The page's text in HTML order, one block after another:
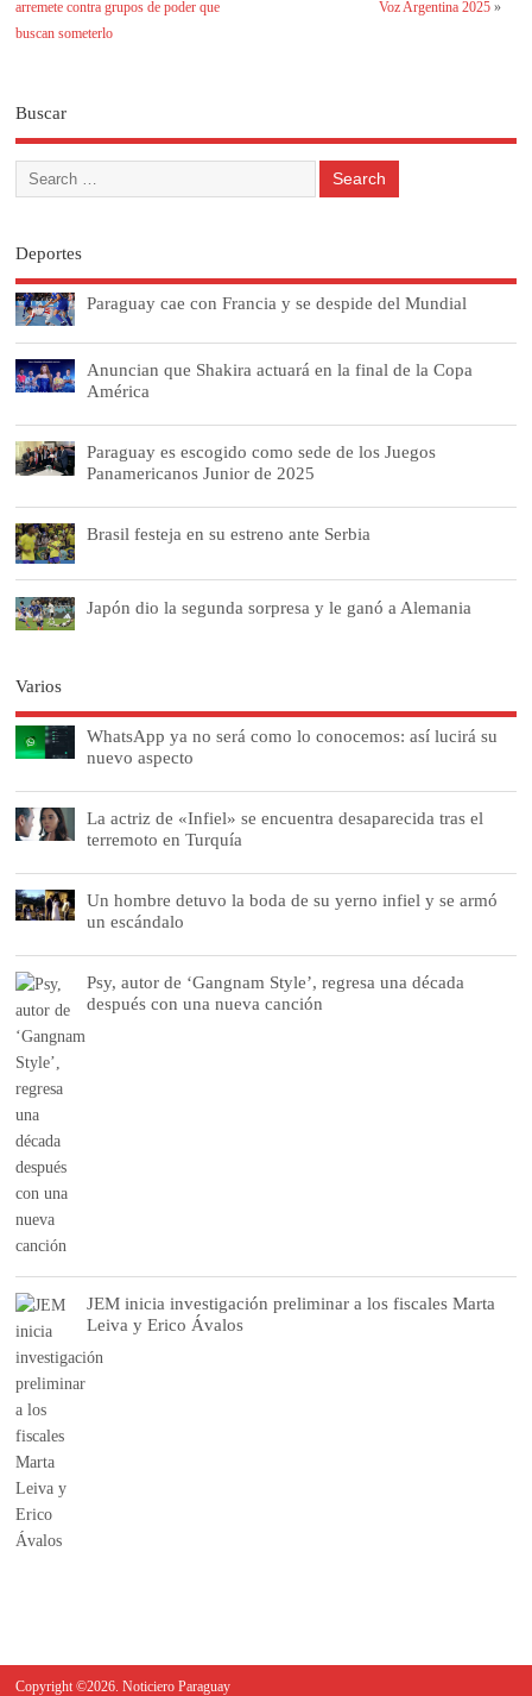
arremete contra grupos de poder que
buscan someterlo
Voz Argentina 2025»
Buscar
Deportes
Paraguay cae con Francia y se despide del Mundial
Anuncian que Shakira actuará en la final de la Copa
América
Paraguay es escogido como sede de los Juegos
Panamericanos Junior de 2025
Brasil festeja en su estreno ante Serbia
Japón dio la segunda sorpresa y le ganó a Alemania
Varios
WhatsApp ya no será como lo conocemos: así lucirá su
nuevo aspecto
La actriz de «Infiel» se encuentra desaparecida tras el
terremoto en Turquía
Un hombre detuvo la boda de su yerno infiel y se armó
un escándalo
Psy, autor de ‘Gangnam Style’, regresa una década
después con una nueva canción
JEM inicia investigación preliminar a los fiscales Marta
Leiva y Erico Ávalos
Copyright ©2026. Noticiero Paraguay